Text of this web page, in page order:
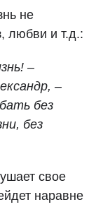
не
любви и т.д.:
–
–
без
без
свое
наравне